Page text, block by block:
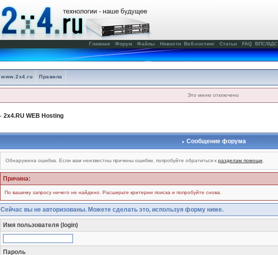
Главная Форум Файлы Новости Веб-хостинг Статьи FAQ ВПС/ВДС
www.2x4.ru Правила
Это меню отключено
2x4.RU WEB Hosting
Сообщение форума
Обнаружена ошибка. Если вам неизвестны причины ошибки, попробуйте обратиться к разделам помощи
Причина:
По вашему запросу ничего не найдено. Расширьте критерии поиска и попробуйте снова.
Сейчас вы не авторизованы. Можете сделать это, используя форму ниже.
Имя пользователя (login)
Пароль